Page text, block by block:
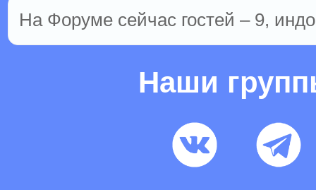
На Форуме сейчас гостей – 9,
Наши